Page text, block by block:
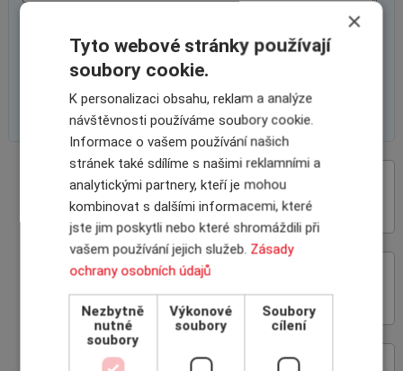
VÝHODY SPOLUPRÁCE
S INSCOM
ON-LINE ROZHRANÍ
POJIŠŤOVEN
×
Tyto webové stránky používají
soubory cookie.
K personalizaci obsahu, reklam a analýze
návštěvnosti používáme soubory cookie.
Informace o vašem používání našich
stránek také sdílíme s našimi reklamními a
analytickými partnery, kteří je mohou
kombinovat s dalšími informacemi, které
jste jim poskytli nebo které shromáždili při
vašem používání jejich služeb. Zásady
ochrany osobních údajů
Nezbytně
nutné
soubory
Výkonové
soubory
Soubory
cílení